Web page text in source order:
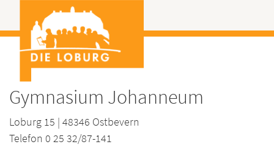
Gymnasium Johanneum
Loburg 15 | 48346 Ostbevern
Telefon 0 25 32/87-141